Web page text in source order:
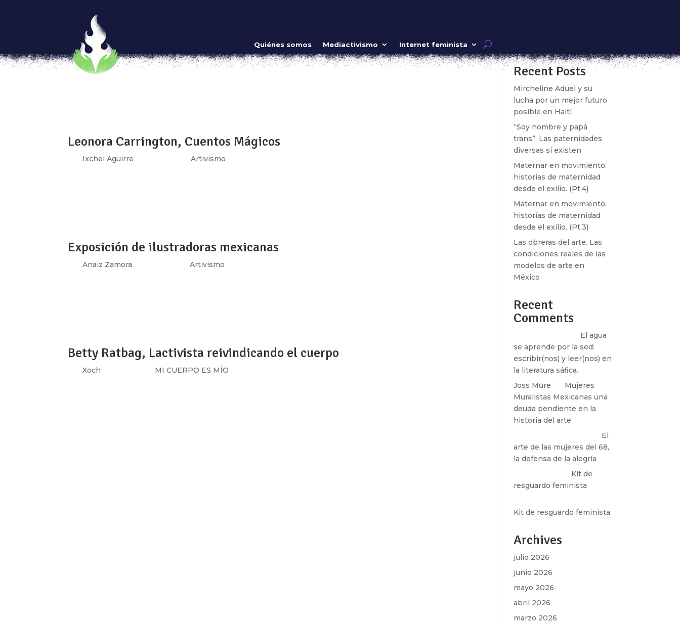
Quiénes somos Mediactivismo Internet feminista
Xareny Orzal, los títeres y el mundo de posibilidades
por Aide Nohemi|May 28, 2019|Genias,Video
Ves un pequeño teatro, decides entrar y te sientas en primera fila a esperar que la magia suceda, quedas
Leonora Carrington, Cuentos Mágicos
Ixchel Aguirre |Artivismo
Exposición de ilustradoras mexicanas
porAnaiz Zamora |Artivismo
Betty Ratbag, Lactivista reivindicando el cuerpo
porXoch MI CUERPO ES MÍO
Recent Posts
Mircheline Aduel y su
lucha por un mejor futuro
posible en Haití
“Soy hombre y papá
trans”. Las paternidades
diversas sí existen
Maternar en movimiento:
historias de maternidad
desde el exilio. (Pt.4)
Maternar en movimiento:
historias de maternidad
desde el exilio. (Pt.3)
Las obreras del arte. Las
condiciones reales de las
modelos de arte en
México
Recent
Comments
El agua
se aprende por la sed:
escribir(nos) y leer(nos) en
la literatura sáfica.
Joss Mure
Mujeres
Muralistas Mexicanas una
deuda pendiente en la
historia del arte
El
arte de las mujeres del 68,
la defensa de la alegría
Kit de
resguardo feminista
Kit de resguardo feminista
Archives
julio 2026
junio 2026
mayo 2026
abril 2026
marzo 2026